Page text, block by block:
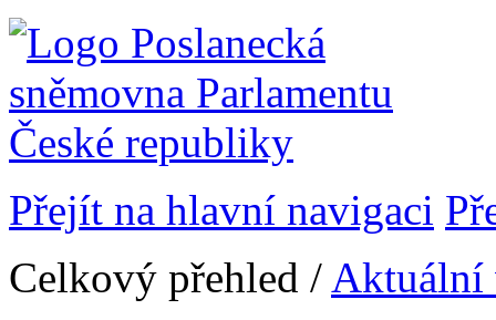
Přejít na hlavní navigaci
Celkový přehled / Aktuální